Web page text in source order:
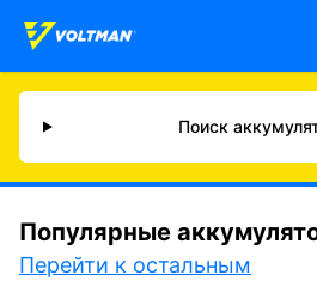
Поиск
Популярные
Перейти к остальным